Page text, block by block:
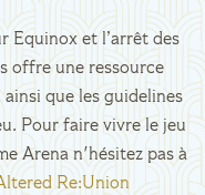
Equinox et l’arrêt des
offre une ressource
ainsi que les guidelines
Pour faire vivre le jeu
Arena n'hésitez pas à
Re:Union